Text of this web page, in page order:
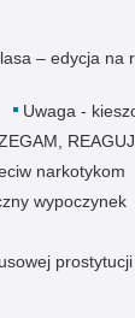
– edycja na
Uwaga -
narkotykom
wypoczynek
prostytucji